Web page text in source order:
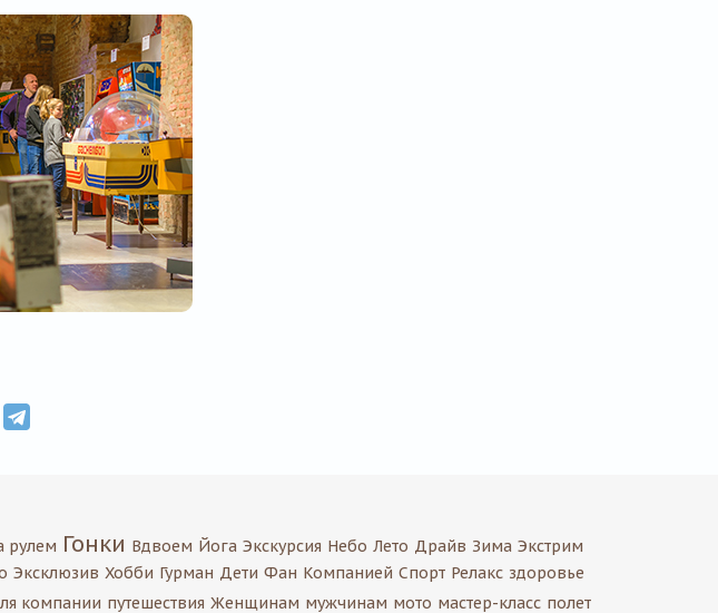
рулем Гонки Вдвоем Йога Экскурсия Небо Лето Драйв Зима Экстрим
Эксклюзив Хобби Гурман Дети Фан Компанией Спорт Релакс здоровье
компании путешествия Женщинам мужчинам мото мастер-класс полет